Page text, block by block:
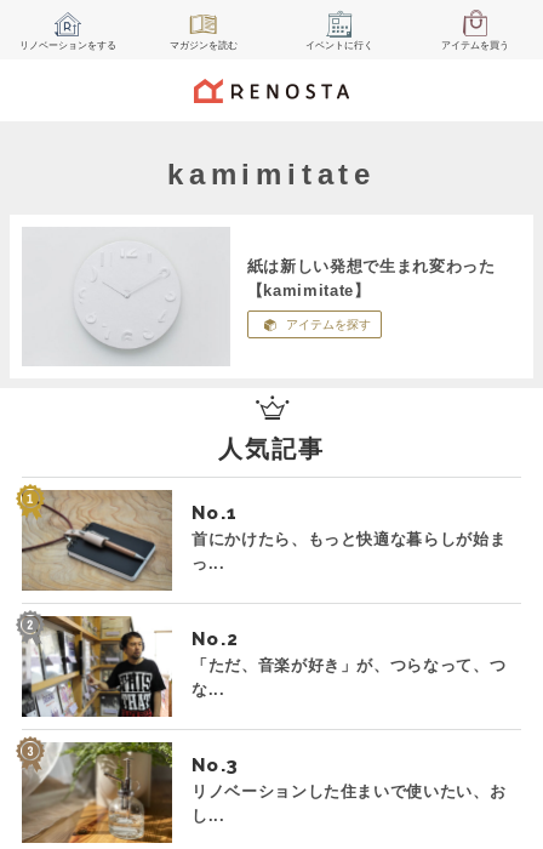
リノベーションをする マガジンを読む イベント に行く アイテムを買う
kamimitate
紙は新しい発想で生まれ変わった
【kamimitate】
アイテムを探す
人気記事
No.
首にかけたら、もっと快適な暮らしが始ま
っ...
No.
「ただ、音楽が好き」が、つらなって、つ
な...
No.
リノベーションした住まいで使いたい、お
し...